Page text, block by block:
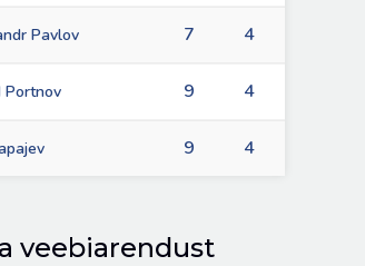
Pavlov 7 4
Portnov 9 4
9 4
veebiarendust